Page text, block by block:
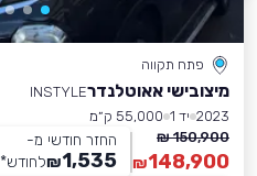
פתח תקווה
מיצובישי אאוטלנדרINSTYLE
2023 יד 1
55,000 ק״מ
150,900 ₪
148,900
₪
החזר חודשי מ-
1,535
₪לחודש*